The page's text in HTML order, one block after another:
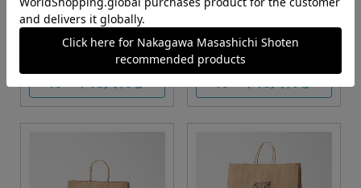
S・M・Lサイズより当店に
Sサイズ